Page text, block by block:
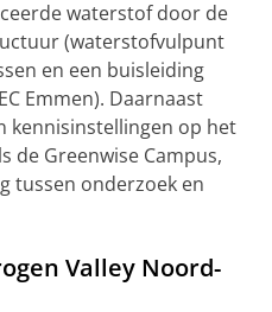
waterstof door de
(waterstofvulpunt
en een buisleiding
Emmen). Daarnaast
kennisinstellingen op het
de Greenwise Campus,
tussen onderzoek en
Valley Noord-